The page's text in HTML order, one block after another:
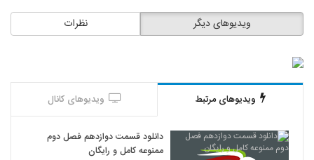
نظرات ویدیوهای دیگر
ویدیوهای مرتبط ویدیوهای کانال
دانلود قسمت دوازدهم فصل دوم
ممنوعه کامل و رایگان